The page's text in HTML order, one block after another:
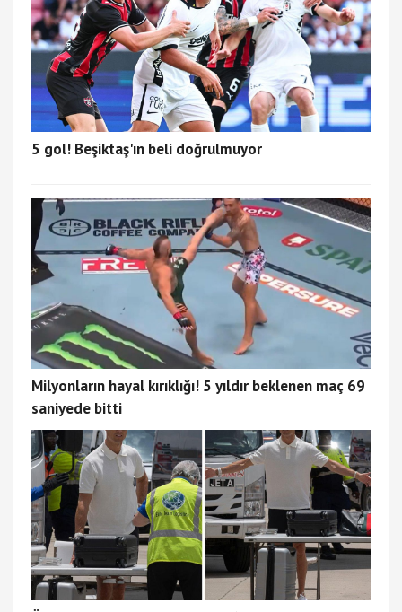
5 gol! Beşiktaş'ın beli doğrulmuyor
Milyonların hayal kırıklığı! 5 yıldır beklenen maç 69
saniyede bitti